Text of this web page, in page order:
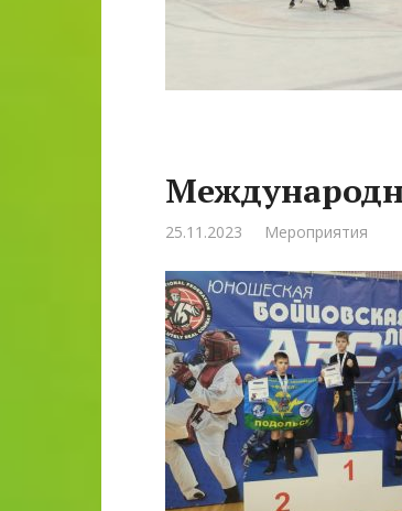
25.11.2023 Мероприятия